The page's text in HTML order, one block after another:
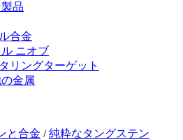
品
合金
ニオブ
リングターゲット
金属
と合金 / 純粋なタングステン